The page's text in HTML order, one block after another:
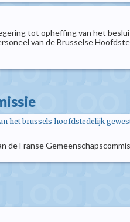
tot opheffing van het
van de Brusselse
het brussels hoofdstedelijk
de Franse